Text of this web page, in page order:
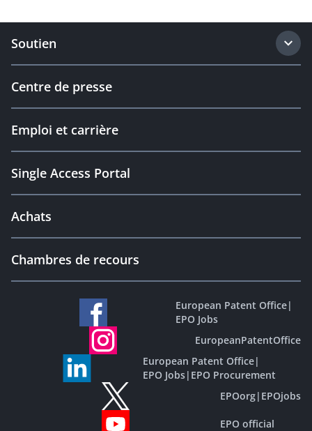
Soutien
Centre de presse
Emploi et carrière
Single Access Portal
Achats
Chambres de recours
European Patent Office|
EPO Jobs
EuropeanPatentOffice
European Patent Office|
EPO Jobs| EPO Procurement
EPOorg| EPOjobs
EPO official